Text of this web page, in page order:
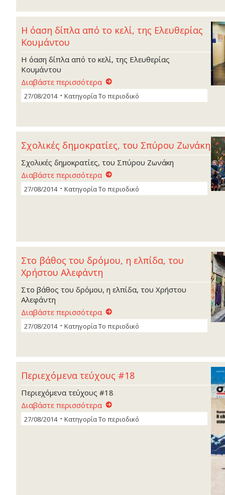
Η όαση δίπλα από το κελί, της Ελευθερίας
Κουµάντου
Η όαση δίπλα από το κελί, της Ελευθερίας
Κουµάντου
Διαβάστε περισσότερα
27/08/2014 ΚατηγορίαΤο περιοδικό
Σχολικές δηµοκρατίες, του Σπύρου Ζωνάκη
Σχολικές δηµοκρατίες, του Σπύρου Ζωνάκη
Διαβάστε περισσότερα
27/08/2014 ΚατηγορίαΤο περιοδικό
Στο βάθος του δρόµου, η ελπίδα, του
Χρήστου Αλεφάντη
Στο βάθος του δρόµου, η ελπίδα, του Χρήστου
Αλεφάντη
Διαβάστε περισσότερα
27/08/2014 ΚατηγορίαΤο περιοδικό
Περιεχόμενα τεύχους #18
Περιεχόμενα τεύχους #18
Διαβάστε περισσότερα
27/08/2014 ΚατηγορίαΤο περιοδικό